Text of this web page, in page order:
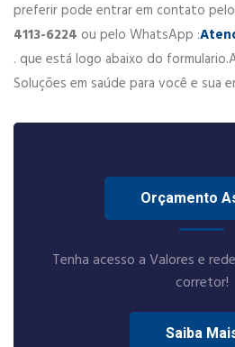
preferir pode entrar em contato
4113-6224 ou pelo WhatsApp :
. que está logo abaixo do
Soluções em saúde para você e sua
Orçamento
Tenha acesso a Valores e
corretor!
Saiba